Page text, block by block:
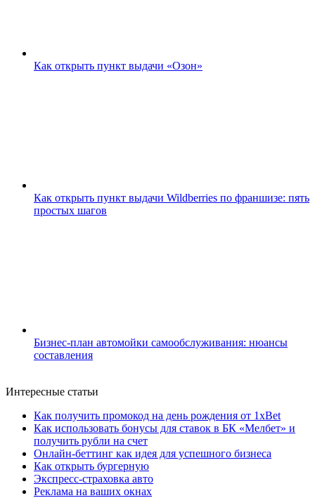
Как открыть пункт выдачи «Озон»
Как открыть пункт выдачи Wildberries по франшизе: пять
простых шагов
Бизнес-план автомойки самообслуживания: нюансы
составления
Интересные статьи
Как получить промокод на день рождения от 1xBet
Как использовать бонусы для ставок в БК «Мелбет» и
получить рубли на счет
Онлайн-беттинг как идея для успешного бизнеса
Как открыть бургерную
Экспресс-страховка авто
Реклама на ваших окнах